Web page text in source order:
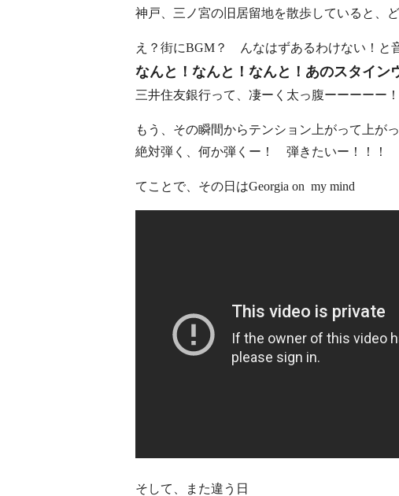
神戸、三ノ宮の旧居留地を散歩していると、
え？街にBGM？ んなはずあるわけない！と
なんと！なんと！なんと！あのスタイン
三井住友銀行って、凄ーく太っ腹ーーーーー！
もう、その瞬間からテンション上がって上が
絶対弾く、何か弾くー！ 弾きたいー！！！
てことで、その日はGeorgia on my mind
そして、また違う日